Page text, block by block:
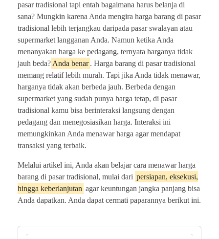
pasar tradisional tapi entah bagaimana harus belanja di
sana? Mungkin karena Anda mengira harga barang di pasar
tradisional lebih terjangkau daripada pasar swalayan atau
supermarket langganan Anda. Namun ketika Anda
menanyakan harga ke pedagang, ternyata harganya tidak
jauh beda? Anda benar . Harga barang di pasar tradisional
memang relatif lebih murah. Tapi jika Anda tidak menawar,
harganya tidak akan berbeda jauh. Berbeda dengan
supermarket yang sudah punya harga tetap, di pasar
tradisional kamu bisa berinteraksi langsung dengan
pedagang dan menegosiasikan harga. Interaksi ini
memungkinkan Anda menawar harga agar mendapat
transaksi yang terbaik.
Melalui artikel ini, Anda akan belajar cara menawar harga
barang di pasar tradisional, mulai dari persiapan, eksekusi,
hingga keberlanjutan agar keuntungan jangka panjang bisa
Anda dapatkan. Anda dapat cermati paparannya berikut ini.